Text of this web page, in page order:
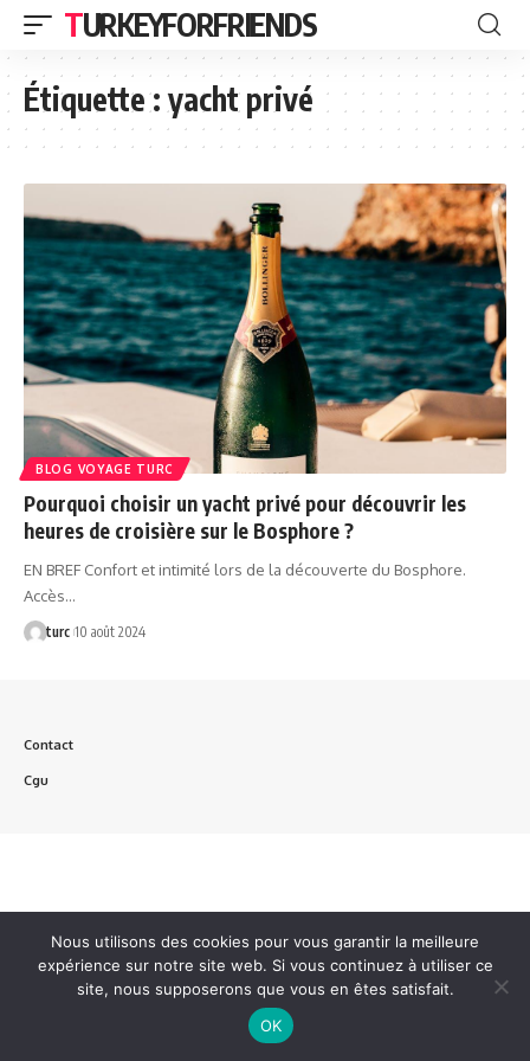
TURKEYFORFRIENDS
Étiquette :yacht privé
BLOG VOYAGE TURC
Pourquoi choisir un yacht privé pour découvrir les
heures de croisière sur le Bosphore ?
EN BREF Confort et intimité lors de la découverte du Bosphore.
Accès…
turc 10 août 2024
Contact
Cgu
Nous utilisons des cookies pour vous garantir la meilleure
expérience sur notre site web. Si vous continuez à utiliser ce
site, nous supposerons que vous en êtes satisfait.
OK